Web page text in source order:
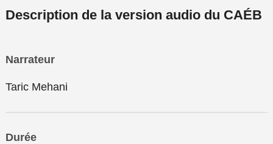
Description de la version audio du CAÉB
Narrateur
Taric Mehani
Durée